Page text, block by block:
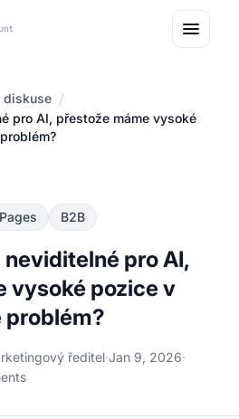
diskuse /
pro AI, přestože máme vysoké
B2B
pro AI,
vysoké pozice v
problém?
ředitel·Jan 9, 2026·